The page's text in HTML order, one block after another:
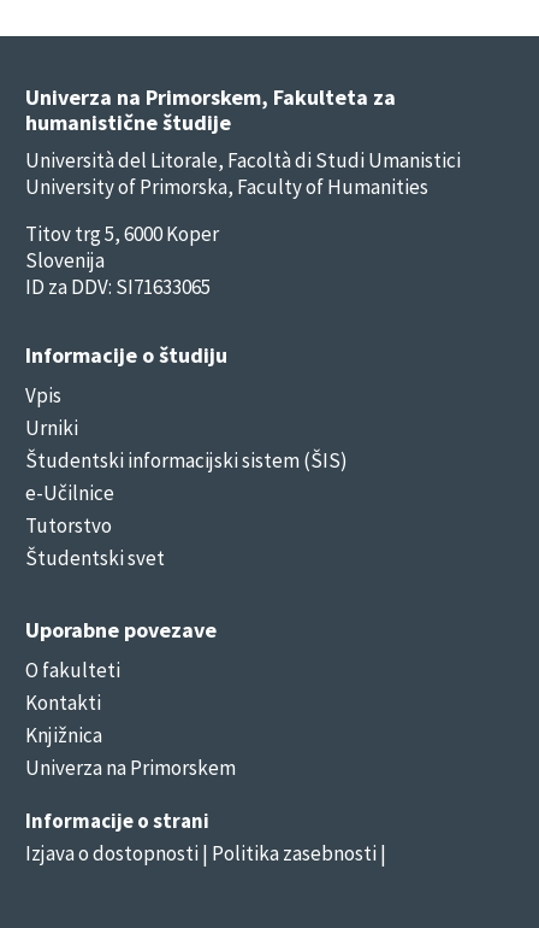
Univerza na Primorskem, Fakulteta za
humanistične študije
Università del Litorale, Facoltà di Studi Umanistici
University of Primorska, Faculty of Humanities
Titov trg 5, 6000 Koper
Slovenija
ID za DDV: SI71633065
Informacije o študiju
Vpis
Urniki
Študentski informacijski sistem (ŠIS)
e-Učilnice
Tutorstvo
Študentski svet
Uporabne povezave
O fakulteti
Kontakti
Knjižnica
Univerza na Primorskem
Informacije o strani
Izjava o dostopnosti| Politika zasebnosti |